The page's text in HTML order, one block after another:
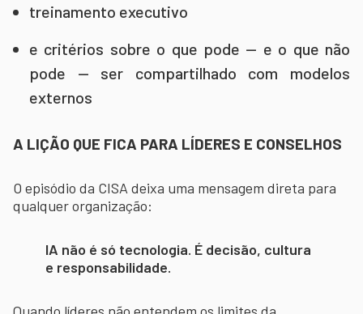
treinamento executivo
e critérios sobre o que pode — e o que não
pode — ser compartilhado com modelos
externos
A LIÇÃO QUE FICA PARA LÍDERES E CONSELHOS
O episódio da CISA deixa uma mensagem direta para
qualquer organização:
IA não é só tecnologia. É decisão, cultura
e responsabilidade.